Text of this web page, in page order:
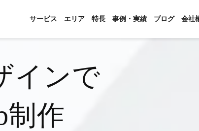
サービス エリア 特長 事例・実績 ブログ 会社
インで
制作